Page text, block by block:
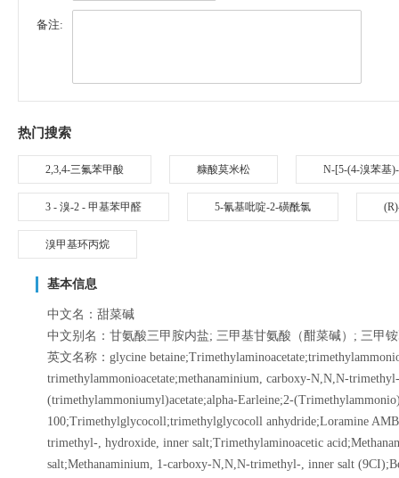
备注:
热门搜索
2,3,4-三氟苯甲酸 糠酸莫米松 N-[5-(4-溴苯基
3 - 溴-2 - 甲基苯甲醛 5-氰基吡啶-2-磺酰氯
溴甲基环丙烷
基本信息
中文名：甜菜碱
中文别名：甘氨酸三甲胺内盐; 三甲基甘氨酸（酣菜碱）; 三甲
英文名称：glycine
trimethylammonioacetate;methanaminium, carboxy-N,N,N-
(trimethylammoniumyl)acetate;alpha-Earleine;2-
100;Trimethylglycocoll;trimethylglycocoll anhydride;Loramine
trimethyl-, hydroxide, inner salt;Trimethylaminoacetic
salt;Methanaminium, 1-carboxy-N,N,N-trimethyl-, inner salt